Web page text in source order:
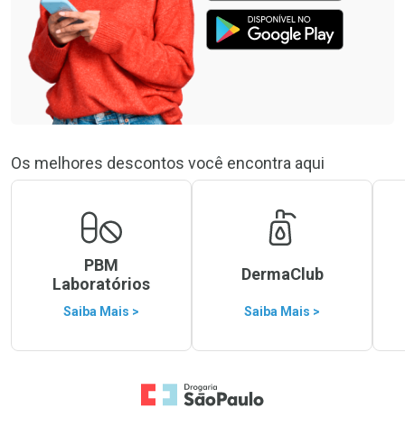
Os melhores descontos você encontra aqui
PBM
Laboratórios
Saiba Mais >
DermaClub
Saiba Mais >
Ir para a Home